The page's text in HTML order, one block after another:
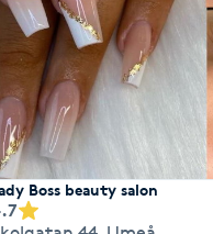
Boss beauty salon